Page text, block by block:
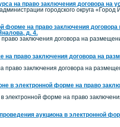
на право заключения договора на
городского округа
форме на право заключения
д. 4.
заключения договора на
право заключения договора на
заключения договора на
в электронной форме на право
электронной форме на право
аукциона в электронной